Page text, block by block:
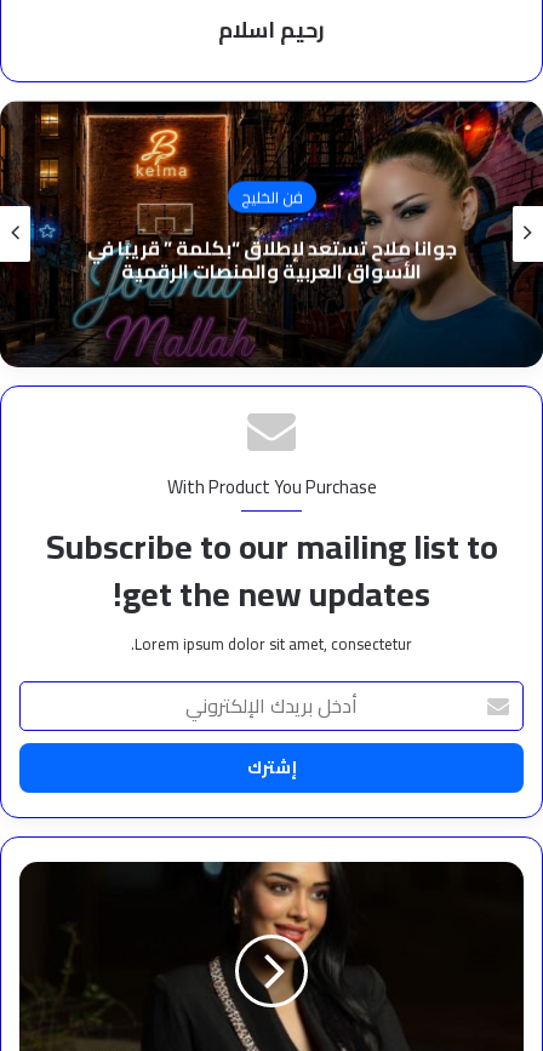
رحيم اسلام
فن الخليج
جوانا ملاح تستعد لإطلاق “بكلمة ” قريبًا في
الأسواق العربية والمنصات الرقمية
With Product You Purchase
Subscribe to our mailing list to
get the new updates!
Lorem ipsum dolor sit amet, consectetur.
أدخل
بريدك
الإلكتروني
أول